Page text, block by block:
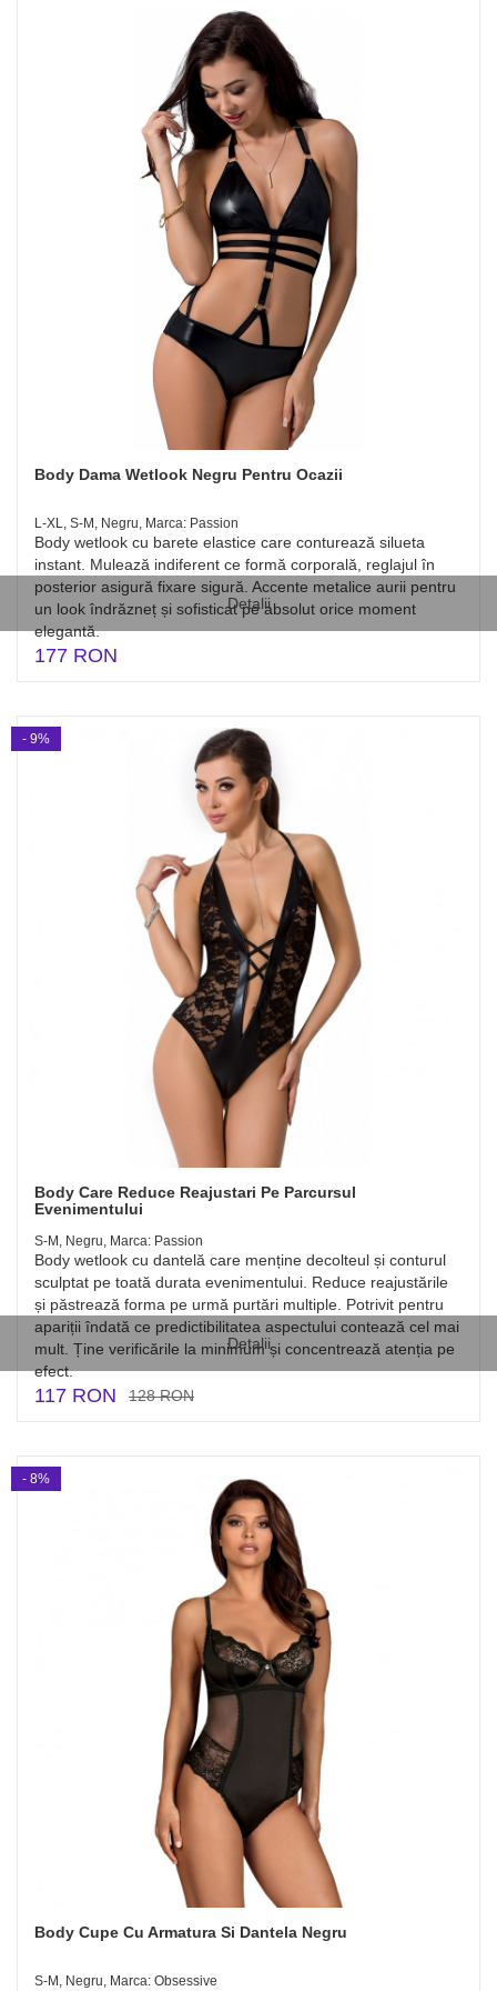
Detalii
Body Dama Wetlook Negru Pentru Ocazii
L-XL, S-M, Negru, Marca: Passion
Body wetlook cu barete elastice care conturează silueta
instant. Mulează indiferent ce formă corporală, reglajul în
posterior asigură fixare sigură. Accente metalice aurii pentru
un look îndrăzneț și sofisticat pe absolut orice moment
elegantă.
177 RON
Detalii
Body Care Reduce Reajustari Pe Parcursul
Evenimentului
S-M, Negru, Marca: Passion
Body wetlook cu dantelă care menține decolteul și conturul
sculptat pe toată durata evenimentului. Reduce reajustările
și păstrează forma pe urmă purtări multiple. Potrivit pentru
apariții îndată ce predictibilitatea aspectului contează cel mai
mult. Ține verificările la minimum și concentrează atenția pe
efect.
117 RON 128 RON
- 9%
Body Cupe Cu Armatura Si Dantela Negru
S-M, Negru, Marca: Obsessive
- 8%